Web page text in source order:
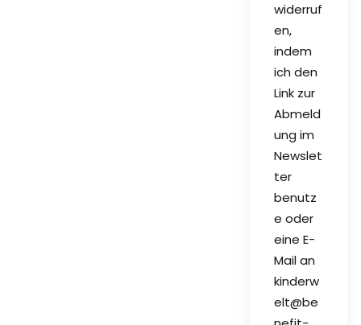
widerruf
en,
indem
ich den
Link zur
Abmeld
ung im
Newslet
ter
benutz
e oder
eine E-
Mail an
kinderw
elt@be